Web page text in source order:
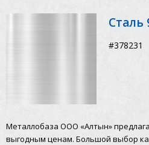
Сталь
#378231
Металлобаза ООО «Алтын»
выгодным ценам. Большой выбор